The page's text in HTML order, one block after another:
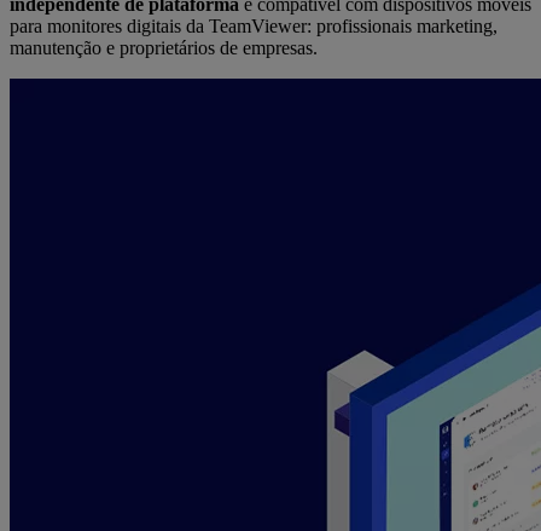
independente de plataforma e compatível com dispositivos móveis
para monitores digitais da TeamViewer: profissionais marketing,
manutenção e proprietários de empresas.